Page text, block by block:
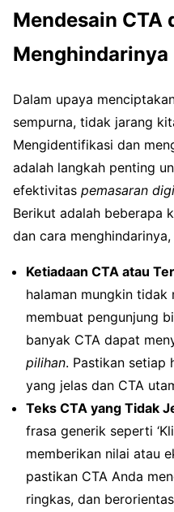
Mendesain CTA
Menghindarinya
Dalam upaya
sempurna, tidak jarang
Mengidentifikasi dan
adalah langkah penting
efektivitas pemasaran
Berikut adalah beberapa
dan cara
Ketiadaan CTA atau
halaman mungkin tidak
membuat pengunjung
banyak CTA dapat
pilihan. Pastikan setiap
yang jelas dan CTA
Teks CTA yang Tidak
frasa generik seperti
memberikan nilai atau
pastikan CTA Anda
ringkas, dan